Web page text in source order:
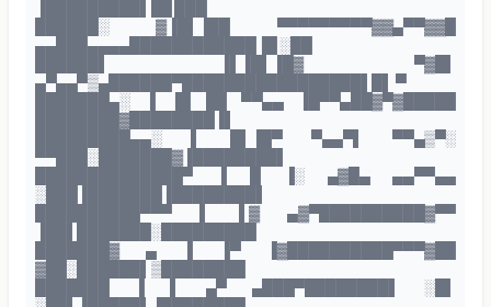
██████░ ▓▐█▌▐██ ▀▀▀▀▀▀▀▀▀▓▓▄▀▀▓▓█
▄▄███▄▄▄▄████████████▐█ ░██
██████▌ ▐▌▐█▌▐█▓ ▀▓█▌
▄▀▄▄▀▒▄██████▀█████████████████▌█▌ ▀
███████▄░ ▐ ▐█ ██ ▀▀▄▄ ▐█▀▀▄██▓▀▓█████
████████▓████████▐▌
█████████▄▄░ ▌ █▌▐█▀ ▀▄▄▀▌ ▀▀▄▒▀░
▀▀███░███████▓▐████████▌
██████████████▀ ▐ █ ▐░ ▄▓█▄ ▄▄▀▀▄▄
░███▐███████▐████████▌
██████████▀▀▀ ▌ ▌▓ ▄▓▀██████████▓▀▀
▐██▌███████░█████████
███████▓ ▄ ▐ ▐▀ ▐▓██████████▀▀▀▓██
▓██░██████▌▒████████
███████ ▐ ▌ ▄▀ ▄███▀████████▌ ░█▌